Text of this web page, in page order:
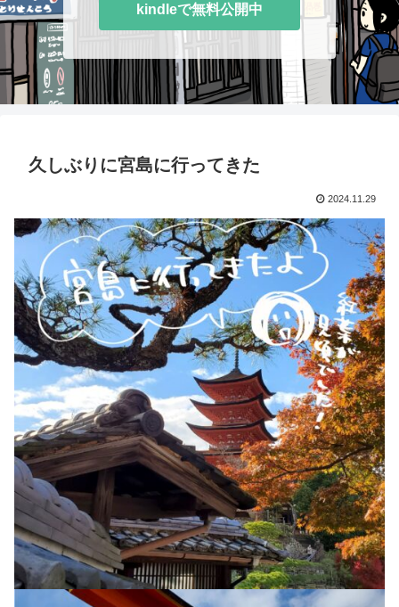
kindleで無料公開中
久しぶりに宮島に行ってきた
2024.11.29